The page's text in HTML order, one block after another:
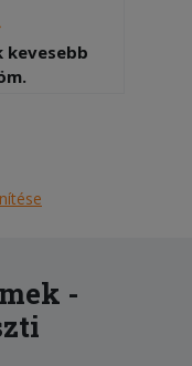
kevesebb
-